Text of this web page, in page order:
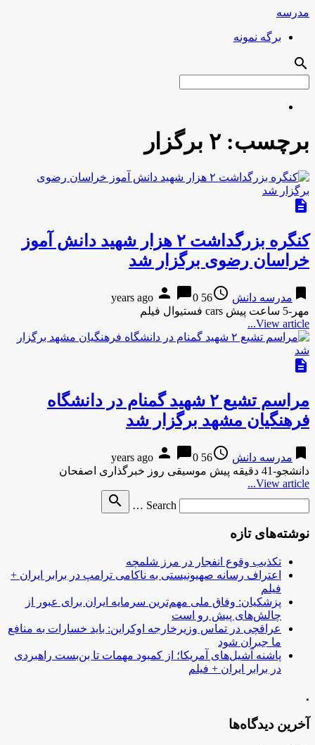
مدرسه
برگه نمونه
search
برچسب: ۲ برگزار
description
کنگره بزرگداشت ۲ هزار شهید دانش آموز
خراسان رضوی برگزار شد
bookmark مدرسه دانش access_time
56 years ago
person chat_bubble0
مهر-5 ساعت پیش cars فستیوال فیلم
View article...
description
مراسم تشیع ۲ شهید گمنام در دانشگاه
فرهنگیان مشهد برگزار شد
bookmark مدرسه دانش access_time
56 years ago
person chat_bubble0
دانشجو-41 دقیقه پیش موسیقی روز خبرگذاری اصفحان
View article...
Search …
search
نوشته‌های تازه
تکذیب وقوع انفجار در مرز شلمچه
اعتراف رسانه صهیونیستی به ناکامی ترامپ در برابر ایران +
فیلم
پزشکیان: وفاق ملی مهم‌ترین سرمایه ایران برای عبور از
چالش‌های پیش رو است
عراقچی در تماس وزیرخارجه اوکراین: باید خسارات به منافع
ما جبران شود
پاشنه آشیل‌های آمریکا؛ از کمبود مهمات تا بن‌بست راهبردی
در برابر ایران + فیلم
.
آخرین دیدگاه‌ها